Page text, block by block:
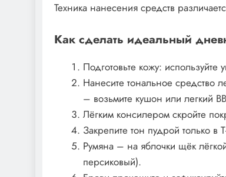
Техника нанесения средств
Как сделать идеальный
Подготовьте кожу:
Нанесите тональное средство
– возьмите кушон или легкий
Лёгким консилером скройте
Закрепите тон пудрой только в
Румяна – на яблочки щёк
персиковый).